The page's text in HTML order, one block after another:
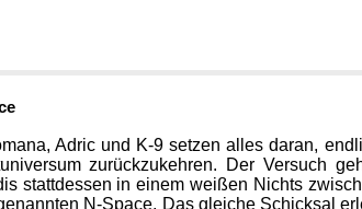
Adric und K-9 setzen alles daran,
zurückzukehren. Der Versuch
stattdessen in einem weißen Nichts
N-Space. Das gleiche Schicksal